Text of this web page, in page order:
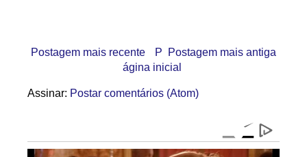
Postagem mais recente Postagem mais antiga
P
ágina inicial
Assinar: Postar comentários (Atom)